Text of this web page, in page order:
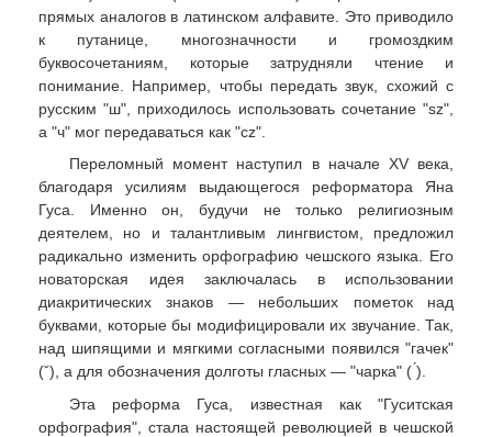
прямых аналогов в латинском алфавите. Это приводило
к путанице, многозначности и громоздким
буквосочетаниям, которые затрудняли чтение и
понимание. Например, чтобы передать звук, схожий с
русским "ш", приходилось использовать сочетание "sz",
а "ч" мог передаваться как "cz".
Переломный момент наступил в начале XV века,
благодаря усилиям выдающегося реформатора Яна
Гуса. Именно он, будучи не только религиозным
деятелем, но и талантливым лингвистом, предложил
радикально изменить орфографию чешского языка. Его
новаторская идея заключалась в использовании
диакритических знаков — небольших пометок над
буквами, которые бы модифицировали их звучание. Так,
над шипящими и мягкими согласными появился "гачек"
(ˇ), а для обозначения долготы гласных — "чарка" ( ́).
Эта реформа Гуса, известная как "Гуситская
орфография", стала настоящей революцией в чешской